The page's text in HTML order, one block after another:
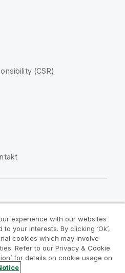
(CSR)
Legal Policies
experience with our websites
your interests. By clicking ‘Ok’,
cookies which may involve
Refer to our Privacy & Cookie
for details on cookie usage on